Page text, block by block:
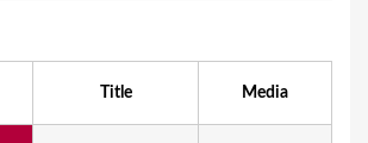
Title Media